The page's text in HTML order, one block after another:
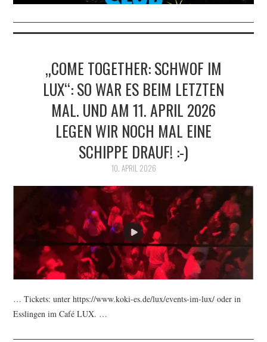
„COME TOGETHER: SCHWOF IM
LUX“: SO WAR ES BEIM LETZTEN
MAL. UND AM 11. APRIL 2026
LEGEN WIR NOCH MAL EINE
SCHIPPE DRAUF! :-)
10. APRIL 2026
… Tickets: unter https://www.koki-es.de/lux/events-im-lux/ oder in
Esslingen im Café LUX. …